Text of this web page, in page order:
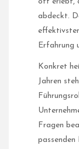
abdeckt.
Erfahrung
Konkret
Jahren
Fragen